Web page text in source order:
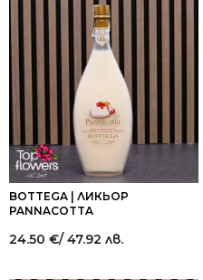
BOTTEGA | ЛИКЬОР
PANNACOTTA
24.50 €/ 47.92 лв.